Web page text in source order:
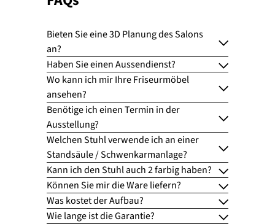
Bieten Sie eine 3D Planung des Salons
an?
Haben Sie einen Aussendienst?
Wo kann ich mir Ihre Friseurmöbel
ansehen?
Benötige ich einen Termin in der
Ausstellung?
Welchen Stuhl verwende ich an einer
Standsäule / Schwenkarmanlage?
Kann ich den Stuhl auch 2 farbig haben?
Können Sie mir die Ware liefern?
Was kostet der Aufbau?
Wie lange ist die Garantie?